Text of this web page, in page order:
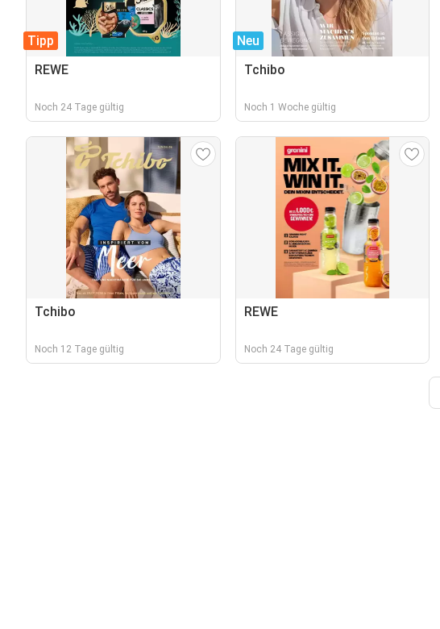
Tipp
REWE
Noch 24 Tage gültig
Neu
Tchibo
Noch 1 Woche gültig
Tchibo
Noch 12 Tage gültig
REWE
Noch 24 Tage gültig